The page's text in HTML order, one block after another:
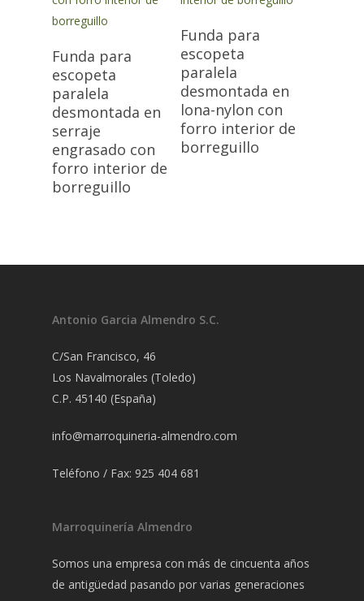
Funda para
escopeta
paralela
desmontada en
serraje
engrasado con
forro interior de
borreguillo
Funda para
escopeta
paralela
desmontada en
lona-nylon con
forro interior de
borreguillo
Antonio Garcia Almendro S.C.
C/San Francisco, 46
Los Navalmorales (Toledo)
C.P. 45140 (España)
info@marroquineria-almendro.com
Teléfono / Fax: 925 404 681
Marroquinería Almendro
Somos una empresa con más de cincuenta años
de antigüedad pasando por varias generaciones